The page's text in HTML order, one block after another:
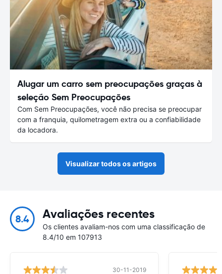
Alugar um carro sem preocupações graças à
seleção Sem Preocupações
Com Sem Preocupações, você não precisa se preocupar
com a franquia, quilometragem extra ou a confiabilidade
da locadora.
Visualizar todos os artigos
8.4 Avaliações recentes
Os clientes avaliam-nos com uma classificação de
8.4/10 em 107913
30-11-2019